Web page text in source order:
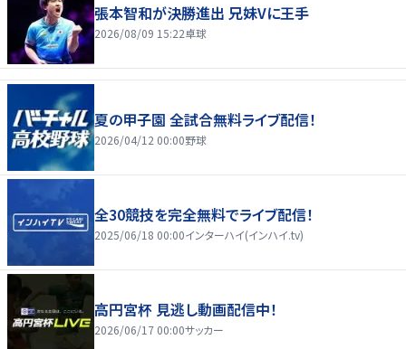
張本智和が決勝進出 兄妹Vに王手
2026/08/09 15:22卓球
夏の甲子園 全試合無料ライブ配信！
2026/04/12 00:00野球
全30競技を完全無料でライブ配信！
2025/06/18 00:00インターハイ(インハイ.tv)
高円宮杯 見逃し動画配信中！
2026/06/17 00:00サッカー